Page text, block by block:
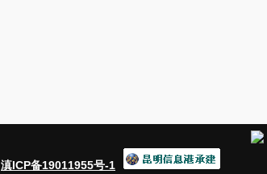
滇ICP备19011955号-1